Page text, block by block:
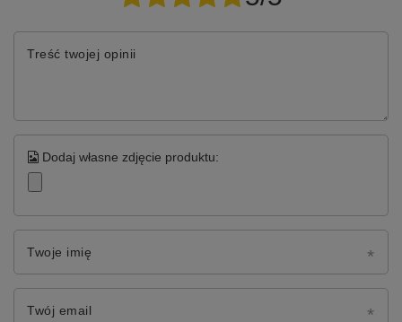
Treść twojej opinii
Dodaj własne zdjęcie produktu:
Twoje imię
Twój email